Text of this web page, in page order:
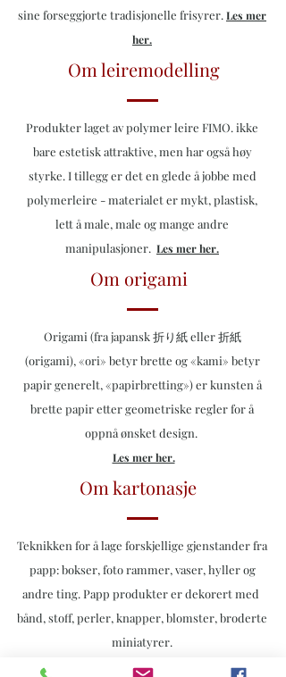
sine forseggjorte tradisjonelle frisyrer. Les mer
her.
Om leiremodelling
Produkter laget av polymer leire FIMO. ikke
bare estetisk attraktive, men har også høy
styrke. I tillegg er det en glede å jobbe med
polymerleire - materialet er mykt, plastisk,
lett å male, male og mange andre
manipulasjoner. Les mer her.
Om origami
Origami (fra japansk 折り紙 eller 折紙
(origami), «ori» betyr brette og «kami» betyr
papir generelt, «papirbretting») er kunsten å
brette papir etter geometriske regler for å
oppnå ønsket design.
Les mer her.
Om kartonasje
Teknikken for å lage forskjellige gjenstander fra
papp: bokser, foto rammer, vaser, hyller og
andre ting. Papp produkter er dekorert med
bånd, stoff, perler, knapper, blomster, broderte
miniatyrer.
Les mer her.